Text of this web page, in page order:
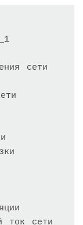
сети
ток сети